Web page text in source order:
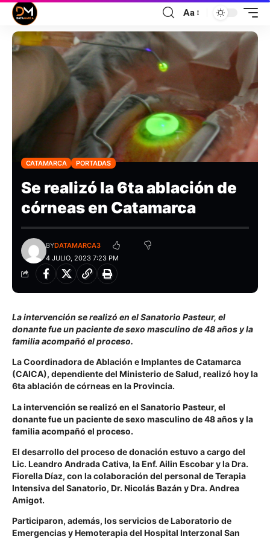
Aa
CATAMARCA PORTADAS
Se realizó la 6ta ablación de
córneas en Catamarca
4 JULIO, 2023 7:23 PM
BYDATAMARCA3
La intervención se realizó en el Sanatorio Pasteur, el
donante fue un paciente de sexo masculino de 48 años y la
familia acompañó el proceso.
La Coordinadora de Ablación e Implantes de Catamarca
(CAICA), dependiente del Ministerio de Salud, realizó hoy la
6ta ablación de córneas en la Provincia.
La intervención se realizó en el Sanatorio Pasteur, el
donante fue un paciente de sexo masculino de 48 años y la
familia acompañó el proceso.
El desarrollo del proceso de donación estuvo a cargo del
Lic. Leandro Andrada Cativa, la Enf. Ailin Escobar y la Dra.
Fiorella Díaz, con la colaboración del personal de Terapia
Intensiva del Sanatorio, Dr. Nicolás Bazán y Dra. Andrea
Amigot.
Participaron, además, los servicios de Laboratorio de
Emergencias y Hemoterapia del Hospital Interzonal San